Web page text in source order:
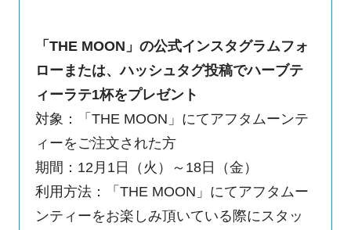
「THE MOON」の公式インスタグラムフォ
ローまたは、ハッシュタグ投稿でハーブテ
ィーラテ1杯をプレゼント
対象：「THE MOON」にてアフタムーンテ
ィーをご注文された方
期間：12月1日（火）～18日（金）
利用方法：「THE MOON」にてアフタムー
ンティーをお楽しみ頂いている際にスタッ